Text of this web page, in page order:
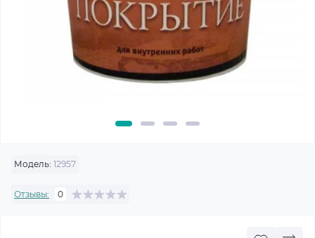
Модель: 12957
Отзывы: 0